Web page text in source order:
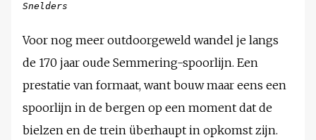
Snelders
Voor nog meer outdoorgeweld wandel je langs
de 170 jaar oude Semmering-spoorlijn. Een
prestatie van formaat, want bouw maar eens een
spoorlijn in de bergen op een moment dat de
bielzen en de trein überhaupt in opkomst zijn.